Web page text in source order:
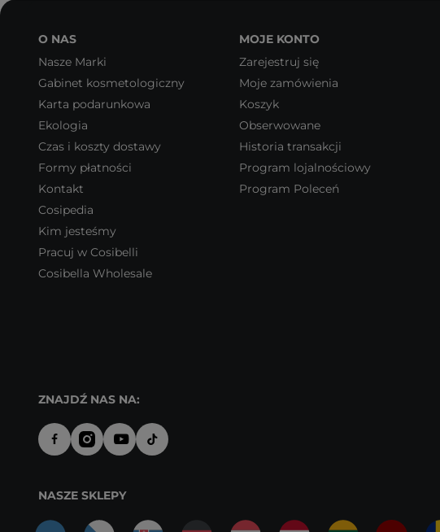
O NAS
Nasze Marki
Gabinet kosmetologiczny
Karta podarunkowa
Ekologia
Czas i koszty dostawy
Formy płatności
Kontakt
Cosipedia
Kim jesteśmy
Pracuj w Cosibelli
Cosibella Wholesale
MOJE KONTO
Zarejestruj się
Moje zamówienia
Koszyk
Obserwowane
Historia transakcji
Program lojalnościowy
Program Poleceń
ZNAJDŹ NAS NA:
NASZE SKLEPY